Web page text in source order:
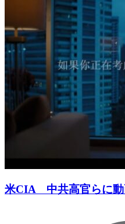
米CIA 中共高官らに